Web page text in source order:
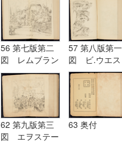
56 第七版第二
図 レムブラン
ド Rembrandt
57 第八版第一
図 ビ.ウエス
ト B.West
62 第九版第三
図 エヲステー
63 奥付